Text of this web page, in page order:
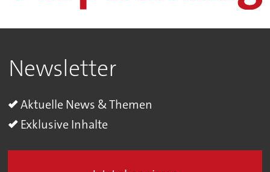
Newsletter
Aktuelle News & Themen
Exklusive Inhalte